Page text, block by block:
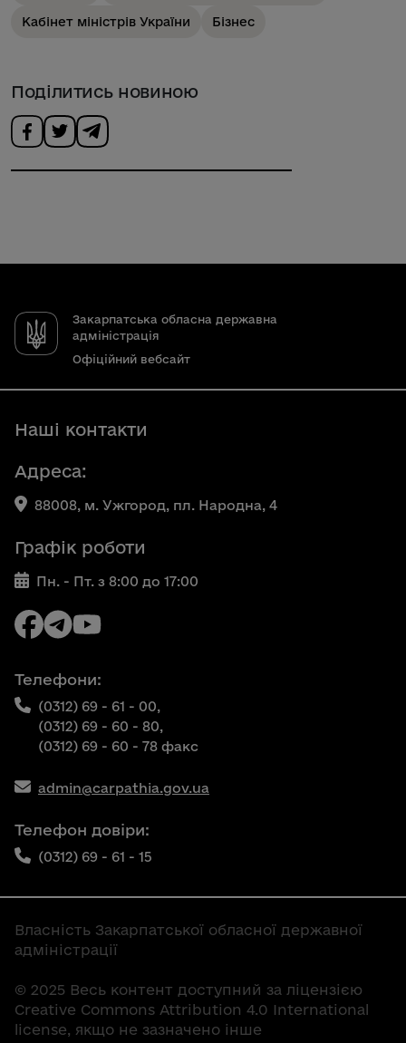
Кабінет міністрів України Бізнес
Поділитись новиною
Закарпатська обласна державна
адміністрація
Офіційний вебсайт
Наші контакти
Адреса:
88008, м. Ужгород, пл. Народна, 4
Графік роботи
Пн. - Пт. з 8:00 до 17:00
Телефони:
(0312) 69 - 61 - 00,
(0312) 69 - 60 - 80,
(0312) 69 - 60 - 78 факс
admin@carpathia.gov.ua
Телефон довіри:
(0312) 69 - 61 - 15
Власність Закарпатської обласної державної
адміністрації
© 2025 Весь контент доступний за ліцензією
Creative Commons Attribution 4.0 International
license, якщо не зазначено інше